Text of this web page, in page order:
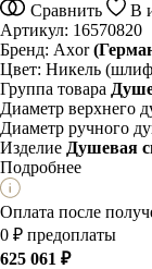
Сравнить
В
Артикул: 16570820
Бренд: Axor
Цвет: Никель
Группа товара
Диаметр верхнего
Диаметр ручного
Изделие Душевая
Подробнее
Оплата после
0 ₽ предоплаты
625 061 ₽